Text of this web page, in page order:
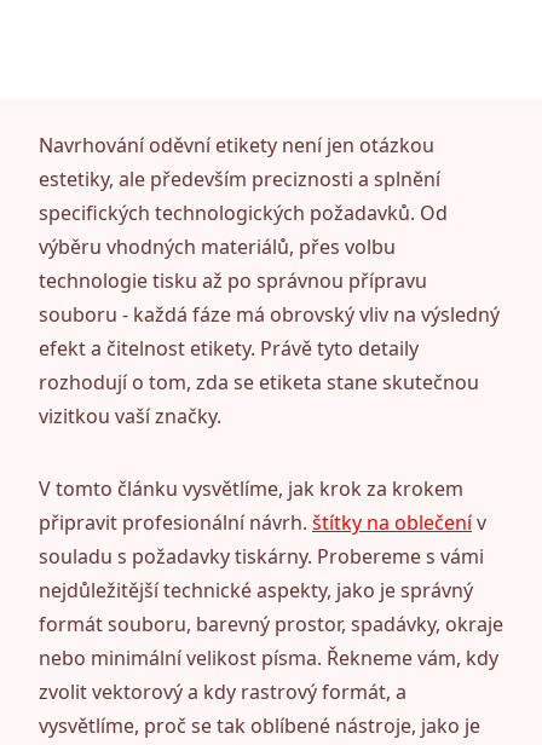
Navrhování oděvní etikety není jen otázkou
estetiky, ale především preciznosti a splnění
specifických technologických požadavků. Od
výběru vhodných materiálů, přes volbu
technologie tisku až po správnou přípravu
souboru - každá fáze má obrovský vliv na výsledný
efekt a čitelnost etikety. Právě tyto detaily
rozhodují o tom, zda se etiketa stane skutečnou
vizitkou vaší značky.
V tomto článku vysvětlíme, jak krok za krokem
připravit profesionální návrh. štítky na oblečenív
souladu s požadavky tiskárny. Probereme s vámi
nejdůležitější technické aspekty, jako je správný
formát souboru, barevný prostor, spadávky, okraje
nebo minimální velikost písma. Řekneme vám, kdy
zvolit vektorový a kdy rastrový formát, a
vysvětlíme, proč se tak oblíbené nástroje, jako je